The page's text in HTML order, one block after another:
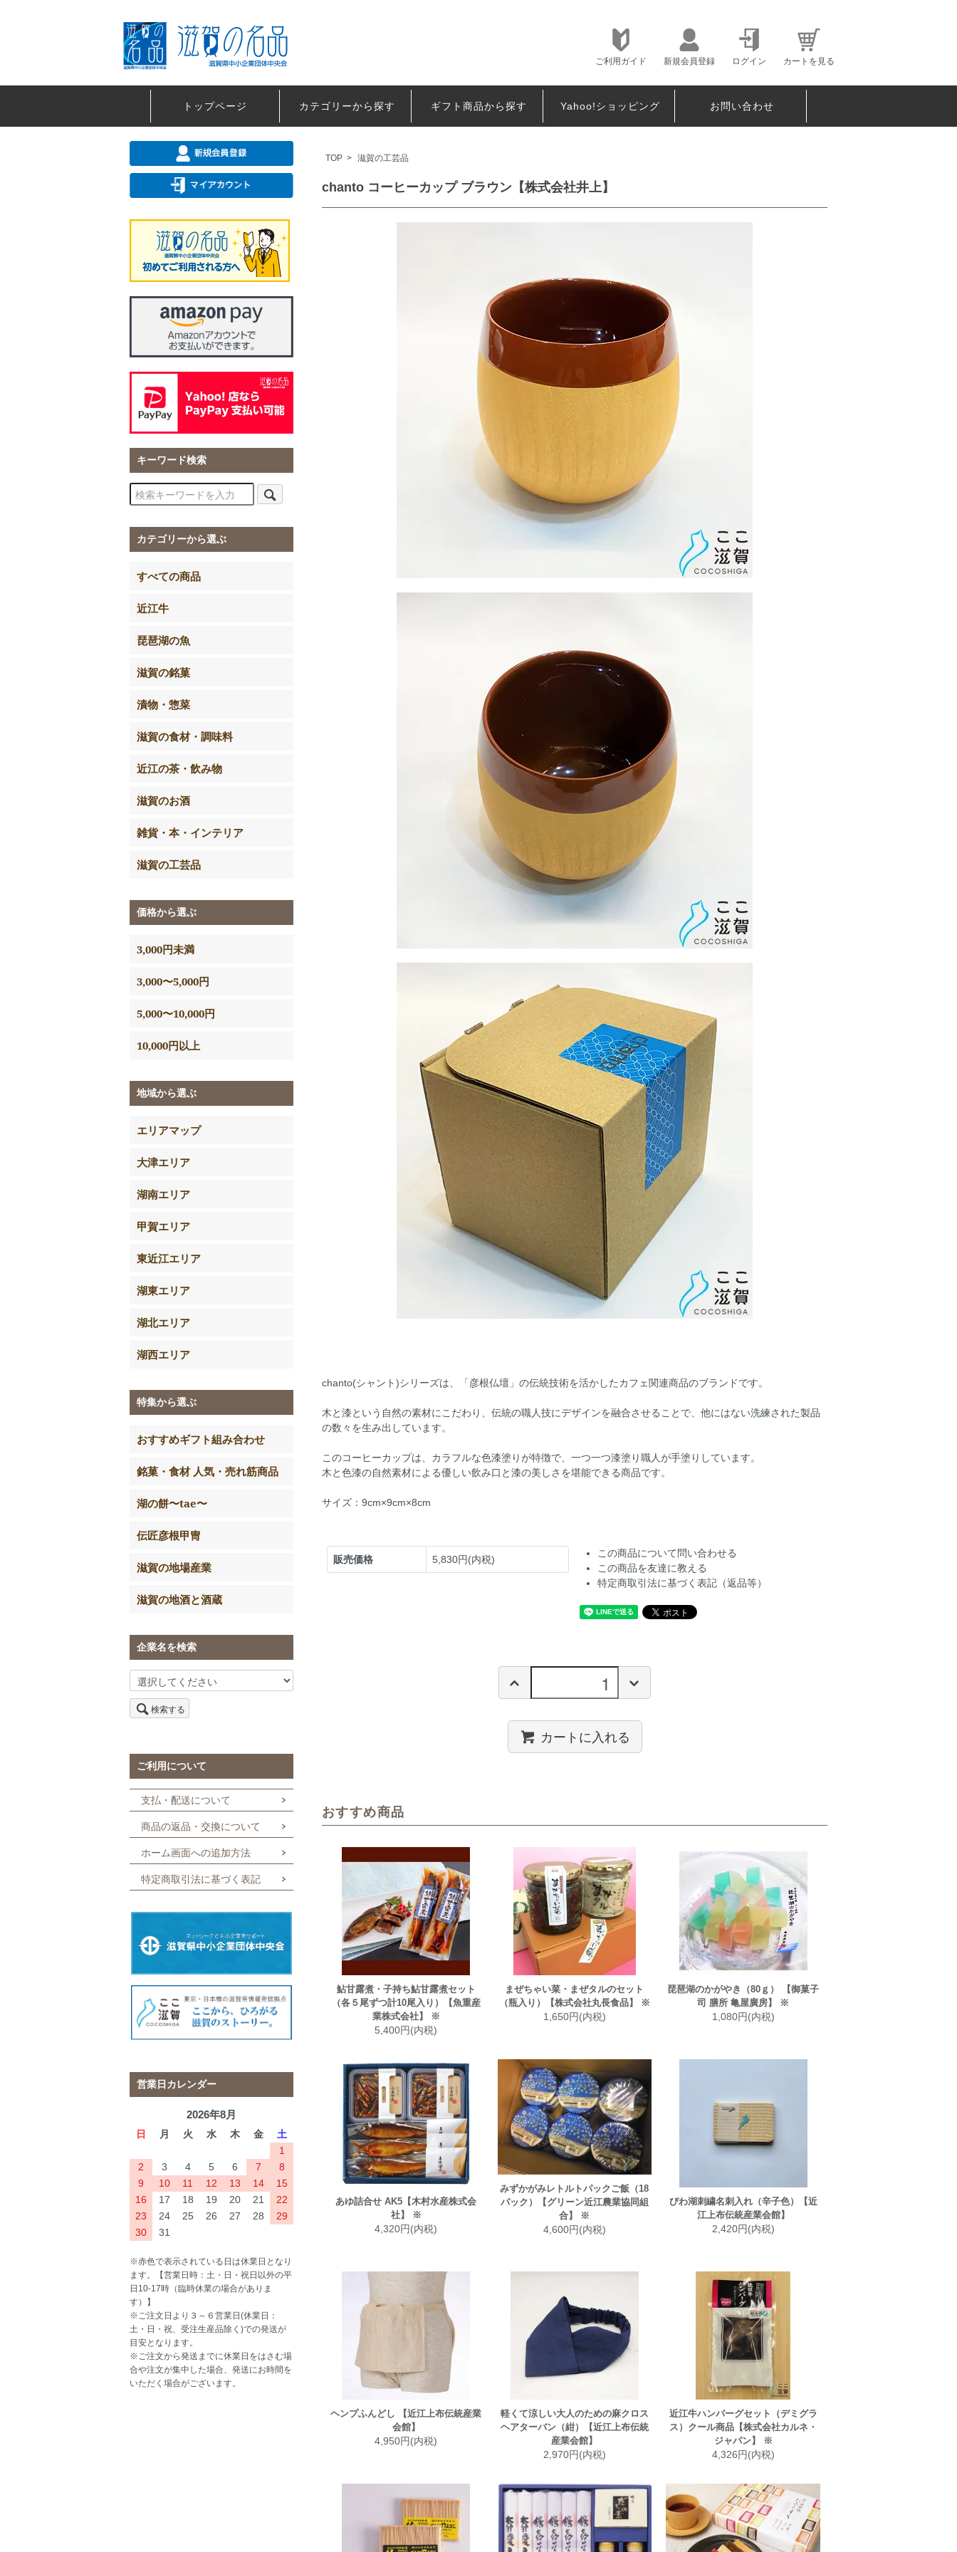
ご利用ガイド 新規会員登録 ログイン カートを見る
トップページ カテゴリーから探す ギフト商品から探す Yahoo!ショッピング お問い合わせ
TOP > 滋賀の工芸品
chanto コーヒーカップ ブラウン【株式会社井上】
chanto(シャント)シリーズは、「彦根仏壇」の伝統技術を活かしたカフェ関連商品のブランドです。
木と漆という自然の素材にこだわり、伝統の職人技にデザインを融合させることで、他にはない洗練された製品
の数々を生み出しています。
このコーヒーカップは、カラフルな色漆塗りが特徴で、一つ一つ漆塗り職人が手塗りしています。
木と色漆の自然素材による優しい飲み口と漆の美しさを堪能できる商品です。
サイズ：9cm×9cm×8cm
販売価格 5,830円(内税)
この商品について問い合わせる
この商品を友達に教える
特定商取引法に基づく表記（返品等）
カートに入れる
おすすめ商品
鮎甘露煮・子持ち鮎甘露煮セット
（各５尾ずつ計10尾入り）【魚重産
業株式会社】 ※
5,400円(内税)
まぜちゃい菜・まぜタルのセット
（瓶入り）【株式会社丸長食品】 ※
1,650円(内税)
琵琶湖のかがやき（80ｇ） 【御菓子
司 膳所 亀屋廣房】 ※
1,080円(内税)
あゆ詰合せ AK5【木村水産株式会
社】 ※
4,320円(内税)
みずかがみレトルトパックご飯（18
パック）【グリーン近江農業協同組
合】 ※
4,600円(内税)
びわ湖刺繍名刺入れ（辛子色）【近
江上布伝統産業会館】
2,420円(内税)
ヘンプふんどし 【近江上布伝統産業
会館】
4,950円(内税)
軽くて涼しい大人のための麻クロス
ヘアターバン（紺）【近江上布伝統
産業会館】
2,970円(内税)
近江牛ハンバーグセット（デミグラ
ス）クール商品【株式会社カルネ・
ジャパン】 ※
4,326円(内税)
キーワード検索
カテゴリーから選ぶ
すべての商品
近江牛
琵琶湖の魚
滋賀の銘菓
漬物・惣菜
滋賀の食材・調味料
近江の茶・飲み物
滋賀のお酒
雑貨・本・インテリア
滋賀の工芸品
価格から選ぶ
3,000円未満
3,000〜5,000円
5,000〜10,000円
10,000円以上
地域から選ぶ
エリアマップ
大津エリア
湖南エリア
甲賀エリア
東近江エリア
湖東エリア
湖北エリア
湖西エリア
特集から選ぶ
おすすめギフト組み合わせ
銘菓・食材 人気・売れ筋商品
湖の餅〜tae〜
伝匠彦根甲冑
滋賀の地場産業
滋賀の地酒と酒蔵
企業名を検索
検索する
ご利用について
支払・配送について
商品の返品・交換について
ホーム画面への追加方法
特定商取引法に基づく表記
営業日カレンダー
2026年8月
日 月 火 水 木 金
土
1
2
3 4 5 6 7
8
9
10 11 12 13 14
15
16
17 18 19 20 21
22
23
24 25 26 27 28
29
30
31
※赤色で表示されている日は休業日となり
ます。【営業日時：土・日・祝日以外の平
日10-17時（臨時休業の場合がありま
す）】
※ご注文日より３～６営業日(休業日：
土・日・祝、受注生産品除く)での発送が
目安となります。
※ご注文から発送までに休業日をはさむ場
合や注文が集中した場合、発送にお時間を
いただく場合がございます。